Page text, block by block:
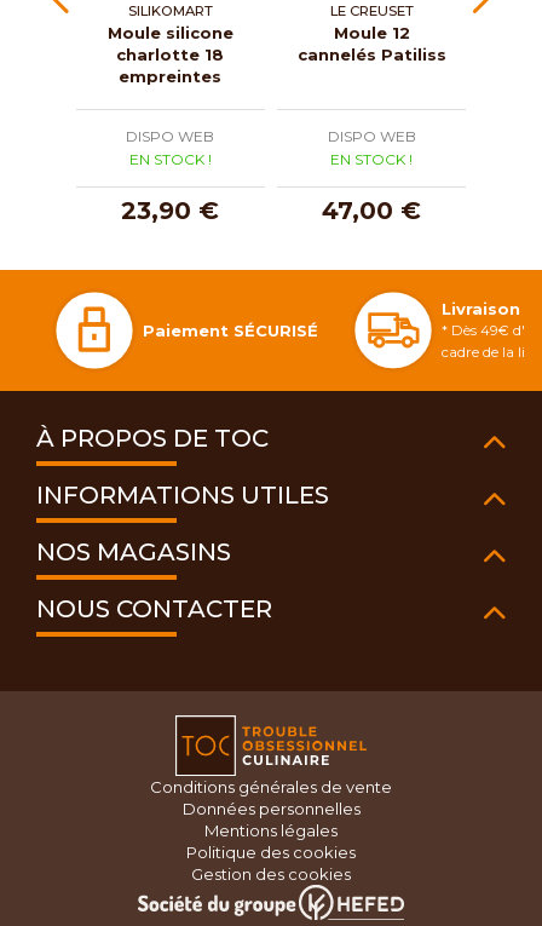
SILIKOMART
Moule silicone
charlotte 18
empreintes
DISPO WEB
EN STOCK !
23,90 €
LE CREUSET
Moule 12
cannelés Patiliss
DISPO WEB
EN STOCK !
47,00 €
Paiement SÉCURISÉ
Livraison
* Dès 49€
cadre de la
À PROPOS DE TOC
INFORMATIONS UTILES
NOS MAGASINS
NOUS CONTACTER
Conditions générales de vente
Données personnelles
Mentions légales
Politique des cookies
Gestion des cookies